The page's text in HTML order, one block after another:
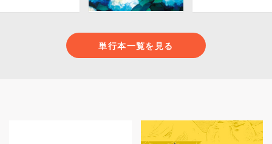
単行本一覧を見る